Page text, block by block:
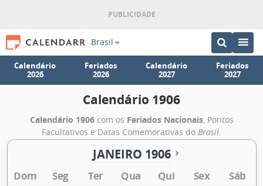
Brasil
Calendário
2026
Feriados
2026
Calendário
2027
Feriados
2027
Calendário 1906
Calendário 1906com os Feriados Nacionais, Pontos
Facultativos e Datas Comemorativas do Brasil.
JANEIRO 1906
Dom Seg Ter Qua Qui Sex Sáb